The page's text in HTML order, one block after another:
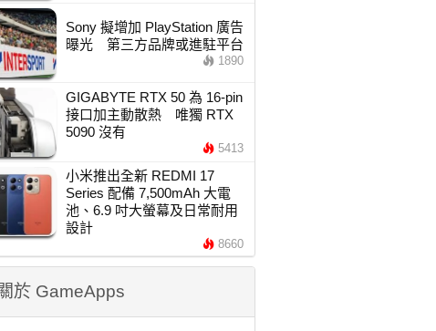
Sony 擬增加 PlayStation 廣告
曝光 第三方品牌或進駐平台
1890
GIGABYTE RTX 50 為 16-pin
接口加主動散熱 唯獨 RTX
5090 沒有
5413
小米推出全新 REDMI 17
Series 配備 7,500mAh 大電
池、6.9 吋大螢幕及日常耐用
設計
8660
關於 GameApps